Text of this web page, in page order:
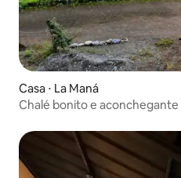
Casa ⋅ La Maná
Chalé bonito e aconchegante